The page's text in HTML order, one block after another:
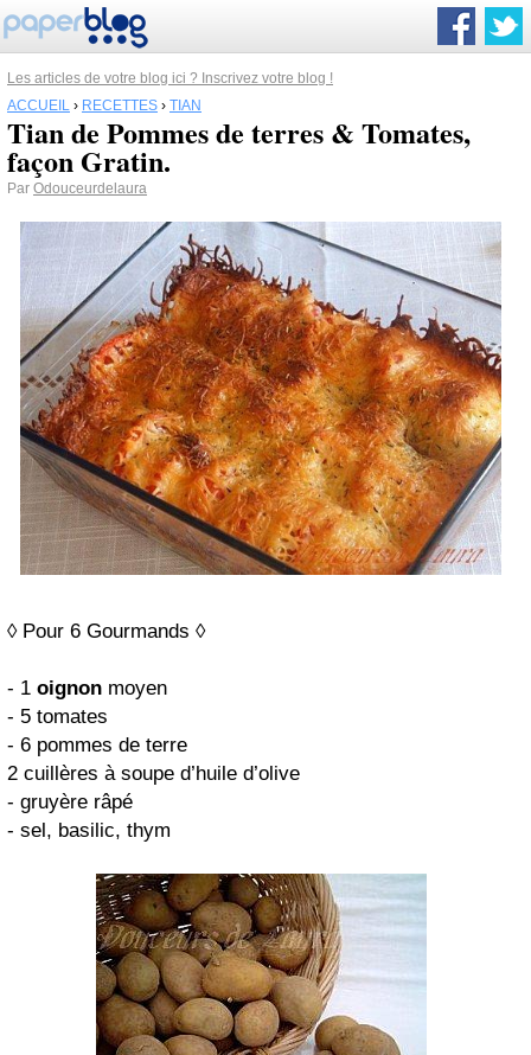
Les articles de votre blog ici ? Inscrivez votre blog !
ACCUEIL › RECETTES › TIAN
Tian de Pommes de terres & Tomates,
façon Gratin.
Par Odouceurdelaura
◊ Pour 6 Gourmands ◊
- 1 oignon moyen
- 5 tomates
- 6 pommes de terre
2 cuillères à soupe d’huile d’olive
- gruyère râpé
- sel, basilic, thym